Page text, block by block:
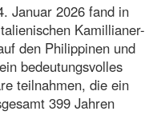
Januar 2026 fand in
Kamillianer-
den Philippinen und
bedeutungsvolles
teilnahmen, die ein
399 Jahren